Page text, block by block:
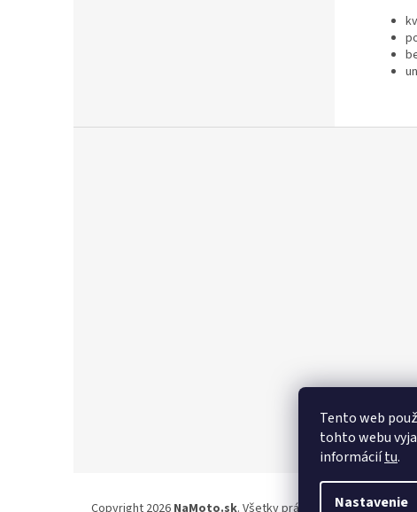
Tento web
tohto webu
informáciítu.
Nastavenie